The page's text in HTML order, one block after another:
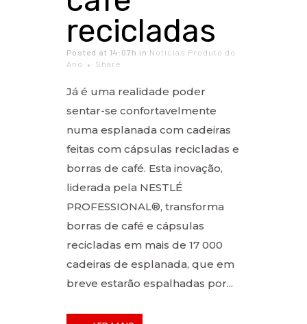
recicladas
Posted at 14:07h in Notícias Produto do
Ano
Share
Já é uma realidade poder
sentar-se confortavelmente
numa esplanada com cadeiras
feitas com cápsulas recicladas e
borras de café. Esta inovação,
liderada pela NESTLÉ
PROFESSIONAL®, transforma
borras de café e cápsulas
recicladas em mais de 17 000
cadeiras de esplanada, que em
breve estarão espalhadas por...